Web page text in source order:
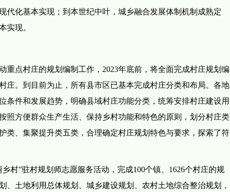
代化基本实现；到本世纪中叶，城乡融合发展体制机制成熟定
实现。
重点村庄的规划编制工作，2023年底前，将全面完成村庄规划编
庄。到目前为止，所有县市区已基本完成村庄分类和布局。各地
条件和发展趋势，明确县域村庄功能分类，统筹安排村庄建设用
照方便群众生产生活、保持乡村功能和特色的原则，划分村庄类
类、集聚提升类五类，合理确定村庄规划特色与要求，探索了符
村”驻村规划师志愿服务活动，完成100个镇、1626个村庄的规
土地利用总体规划、城乡建设规划、农村土地综合整治规划，